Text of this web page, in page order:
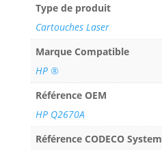
Type de produit
Cartouches Laser
Marque Compatible
HP ®
Référence OEM
HP Q2670A
Référence CODECO System